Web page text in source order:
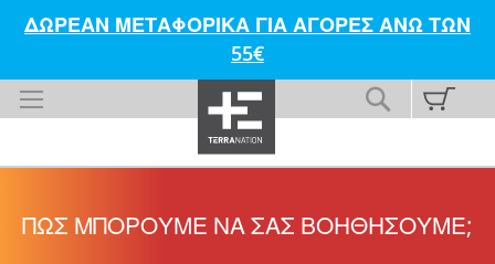
ΔΩΡΕΑΝ ΜΕΤΑΦΟΡΙΚΑ ΓΙΑ ΑΓΟΡΕΣ ΑΝΩ ΤΩΝ
55€
Skip
to
My
Search
ΠΩΣ ΜΠΟΡΟΥΜΕ ΝΑ ΣΑΣ ΒΟΗΘΗΣΟΥΜΕ;